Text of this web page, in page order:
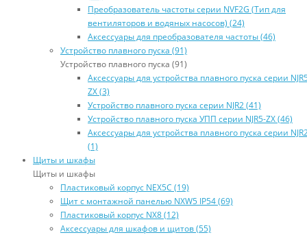
Преобразователь частоты серии NVF2G (Тип для
вентиляторов и водяных насосов) (24)
Аксессуары для преобразователя частоты (46)
Устройство плавного пуска (91)
Устройство плавного пуска (91)
Аксессуары для устройства плавного пуска серии
ZX (3)
Устройство плавного пуска серии NJR2 (41)
Устройство плавного пуска УПП серии NJR5-ZX (46)
Аксессуары для устройства плавного пуска серии
(1)
Щиты и шкафы
Щиты и шкафы
Пластиковый корпус NEX5C (19)
Щит с монтажной панелью NXW5 IP54 (69)
Пластиковый корпус NX8 (12)
Аксессуары для шкафов и щитов (55)